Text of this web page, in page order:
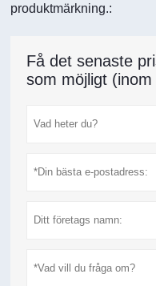
produktmärkning.:
Få det senaste
som möjligt